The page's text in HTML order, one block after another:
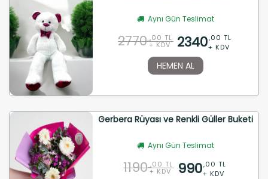
Aynı Gün Teslimat
2770 ,00 TL
+ KDV 2340,00 TL
+ KDV
HEMEN AL
Gerbera Rüyası ve Renkli Güller Buketi
Aynı Gün Teslimat
1190 ,00 TL
+ KDV 990,00 TL
+ KDV